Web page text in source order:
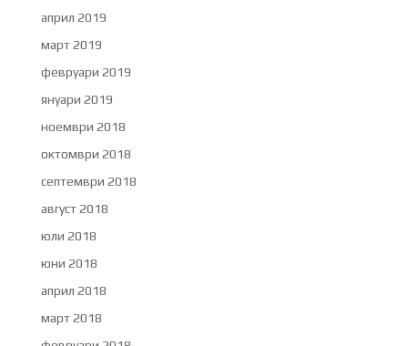
април 2019
март 2019
февруари 2019
януари 2019
ноември 2018
октомври 2018
септември 2018
август 2018
юли 2018
юни 2018
април 2018
март 2018